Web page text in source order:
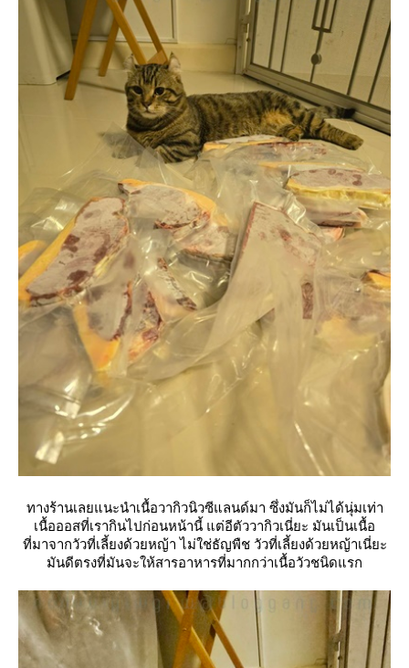
ทางร้านเลยแนะนำเนื้อวากิวนิวซีแลนด์มา ซึ่งมันก็ไม่ได้นุ่มเท่า
เนื้อออสที่เรากินไปก่อนหน้านี้ แต่อีตัววากิวเนี่ยะ มันเป็นเนื้อ
ที่มาจากวัวที่เลี้ยงด้วยหญ้า ไม่ใช่ธัญพืช วัวที่เลี้ยงด้วยหญ้าเนี่ยะ
มันดีตรงที่มันจะให้สารอาหารที่มากกว่าเนื้อวัวชนิดแรก